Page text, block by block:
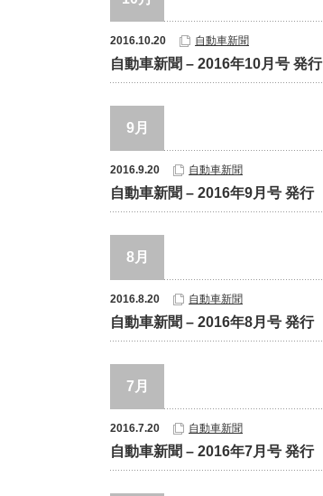
2016.10.20 自動車新聞
自動車新聞 – 2016年10月号 発行
9月
2016.9.20 自動車新聞
自動車新聞 – 2016年9月号 発行
8月
2016.8.20 自動車新聞
自動車新聞 – 2016年8月号 発行
7月
2016.7.20 自動車新聞
自動車新聞 – 2016年7月号 発行